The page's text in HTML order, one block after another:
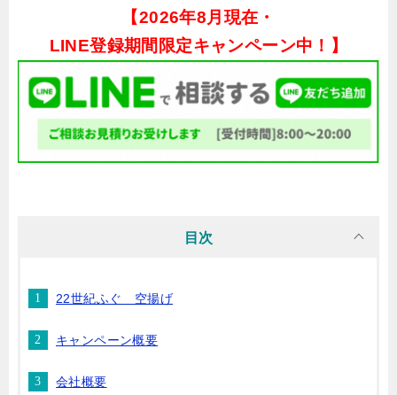
【2026年8月現在・
LINE登録期間限定キャンペーン中！】
目次
22世紀ふぐ 空揚げ
キャンペーン概要
会社概要